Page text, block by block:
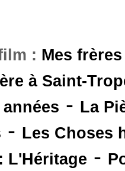
: Mes
à Saint-
- La
- Les Choses
L'Héritage -